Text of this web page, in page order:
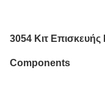
3054 Κιτ Επισκευής
Components